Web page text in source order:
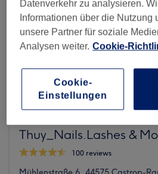
Thuy_Nails.Lashes &
100 reviews
Datenverkehr zu analysieren.
Informationen über die Nutzung
unsere Partner für soziale
Analysen weiter. Cookie-
Cookie-
Einstellungen